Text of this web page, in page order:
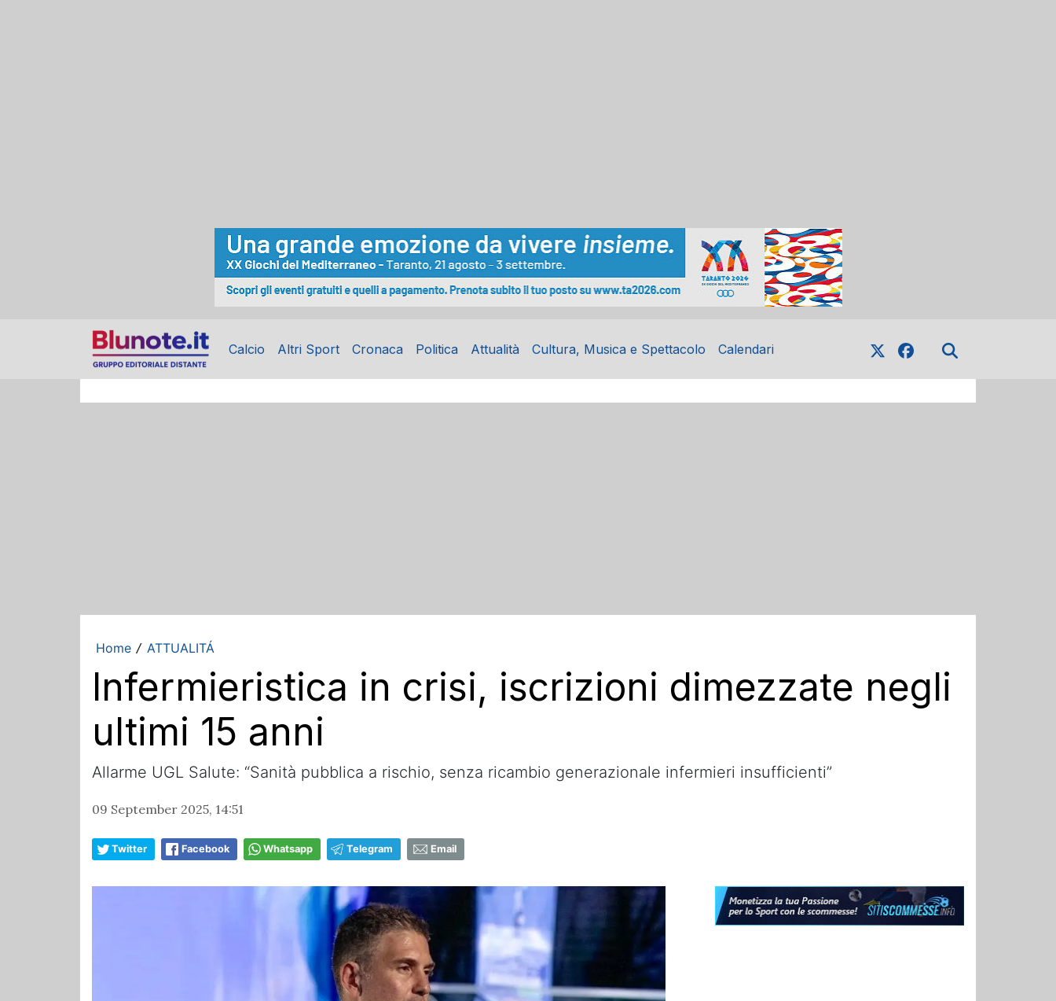
Calcio Altri Sport Cronaca Politica Attualità Cultura, Musica e Spettacolo Calendari
Home / ATTUALITÁ
Infermieristica in crisi, iscrizioni dimezzate negli
ultimi 15 anni
Allarme UGL Salute: “Sanità pubblica a rischio, senza ricambio generazionale infermieri insufficienti”
09 September 2025, 14:51
Twitter Facebook Whatsapp Telegram Email